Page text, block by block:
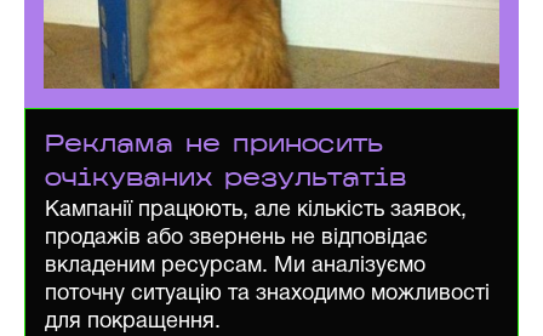
Реклама не приносить
очікуваних результатів
Кампанії працюють, але кількість заявок,
продажів або звернень не відповідає
вкладеним ресурсам. Ми аналізуємо
поточну ситуацію та знаходимо можливості
для покращення.